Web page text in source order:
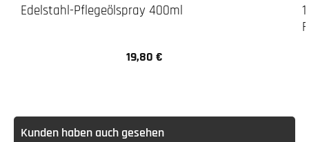
Edelstahl-Pflegeölspray 400ml
Regulärer Preis:
19,80 €
Kunden haben auch gesehen